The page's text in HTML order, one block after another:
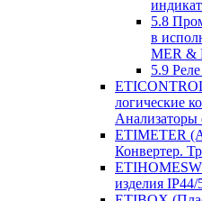
5.8
в
MER &
5.9
логические
Анализаторы
ETIMETER
Конвертер.
изделия